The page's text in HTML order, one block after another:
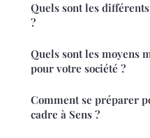
Quels sont les
?
Quels sont les moyens
pour votre société ?
Comment se préparer
cadre à Sens ?